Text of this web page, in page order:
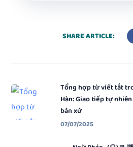
SHARE ARTICLE:
Tổng hợp từ viết tắt
Hàn: Giao tiếp tự
bản xứ
07/07/2025